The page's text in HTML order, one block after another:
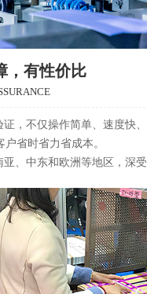
，有性价比
，不仅操作简单、速度快
省时省力省成本。
、中东和欧洲等地区，深受